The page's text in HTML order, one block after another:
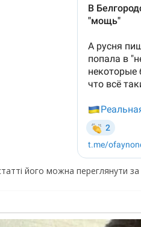
його можна переглянути за